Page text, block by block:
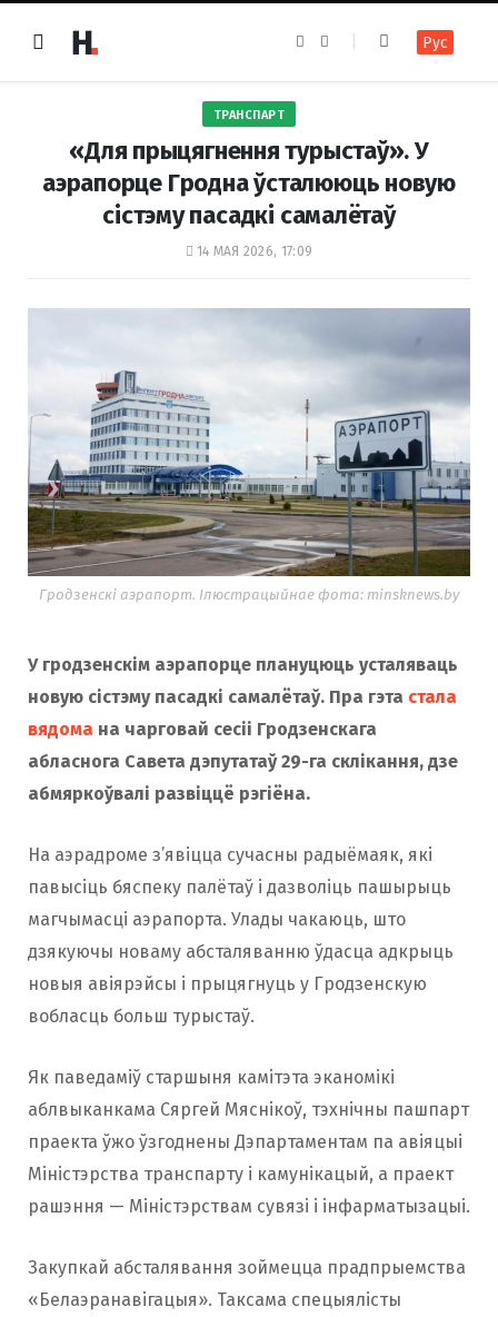
e
k
t
a
m
Рус
ТРАНСПАРТ
«Для прыцягнення турыстаў». У
аэрапорце Гродна ўсталююць новую
сістэму пасадкі самалётаў
14 МАЯ 2026, 17:09
Гродзенскі аэрапорт. Ілюстрацыйнае фота: minsknews.by
У гродзенскім аэрапорце плануцюць усталяваць
новую сістэму пасадкі самалётаў. Пра гэта стала
вядома на чарговай сесіі Гродзенскага
абласнога Савета дэпутатаў 29-га склікання, дзе
абмяркоўвалі развіццё рэгіёна.
На аэрадроме з’явіцца сучасны радыёмаяк, які
павысіць бяспеку палётаў і дазволіць пашырыць
магчымасці аэрапорта. Улады чакаюць, што
дзякуючы новаму абсталяванню ўдасца адкрыць
новыя авіярэйсы і прыцягнуць у Гродзенскую
вобласць больш турыстаў.
Як паведаміў старшыня камітэта эканомікі
аблвыканкама Сяргей Мяснікоў, тэхнічны пашпарт
праекта ўжо ўзгоднены Дэпартаментам па авіяцыі
Міністэрства транспарту і камунікацый, а праект
рашэння — Міністэрствам сувязі і інфарматызацыі.
Закупкай абсталявання зоймецца прадпрыемства
«Белаэранавігацыя». Таксама спецыялісты